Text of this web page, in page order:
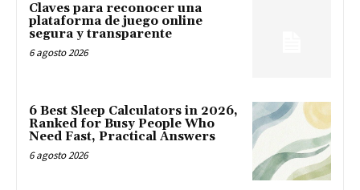
Claves para reconocer una
plataforma de juego online
segura y transparente
6 agosto 2026
6 Best Sleep Calculators in 2026,
Ranked for Busy People Who
Need Fast, Practical Answers
6 agosto 2026